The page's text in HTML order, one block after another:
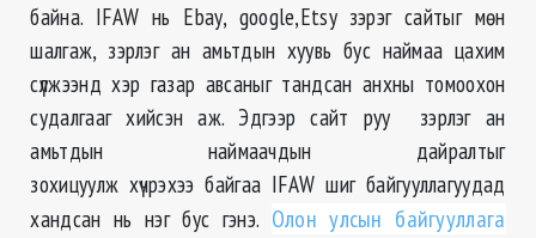
байна. IFAW нь Ebay, google,Etsy зэрэг сайтыг мөн
шалгаж, зэрлэг ан амьтдын хуувь бус наймаа цахим
сүлжээнд хэр газар авсаныг тандсан анхны томоохон
судалгааг хийсэн аж. Эдгээр сайт руу зэрлэг ан
амьтдын наймаачдын дайралтыг
зохицуулж хүчрэхээ байгаа IFAW шиг байгууллагуудад
хандсан нь нэг бус гэнэ. Олон улсын байгууллага